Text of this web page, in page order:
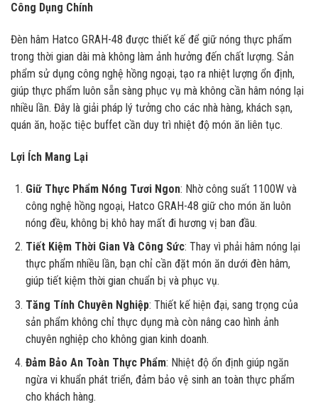
Công Dụng Chính
Đèn hâm Hatco GRAH-48 được thiết kế để giữ nóng thực phẩm
trong thời gian dài mà không làm ảnh hưởng đến chất lượng. Sản
phẩm sử dụng công nghệ hồng ngoại, tạo ra nhiệt lượng ổn định,
giúp thực phẩm luôn sẵn sàng phục vụ mà không cần hâm nóng lại
nhiều lần. Đây là giải pháp lý tưởng cho các nhà hàng, khách sạn,
quán ăn, hoặc tiệc buffet cần duy trì nhiệt độ món ăn liên tục.
Lợi Ích Mang Lại
Giữ Thực Phẩm Nóng Tươi Ngon: Nhờ công suất 1100W và
công nghệ hồng ngoại, Hatco GRAH-48 giữ cho món ăn luôn
nóng đều, không bị khô hay mất đi hương vị ban đầu.
Tiết Kiệm Thời Gian Và Công Sức: Thay vì phải hâm nóng lại
thực phẩm nhiều lần, bạn chỉ cần đặt món ăn dưới đèn hâm,
giúp tiết kiệm thời gian chuẩn bị và phục vụ.
Tăng Tính Chuyên Nghiệp: Thiết kế hiện đại, sang trọng của
sản phẩm không chỉ thực dụng mà còn nâng cao hình ảnh
chuyên nghiệp cho không gian kinh doanh.
Đảm Bảo An Toàn Thực Phẩm: Nhiệt độ ổn định giúp ngăn
ngừa vi khuẩn phát triển, đảm bảo vệ sinh an toàn thực phẩm
cho khách hàng.